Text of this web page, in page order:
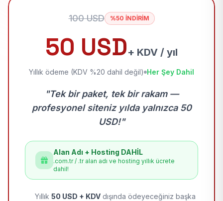
100 USD %50 İNDİRİM
50 USD+ KDV / yıl
Yıllık ödeme (KDV %20 dahil değil) Her Şey Dahil
"Tek bir paket, tek bir rakam —
profesyonel siteniz yılda yalnızca 50
USD!"
Alan Adı + Hosting DAHİL
.com.tr / .tr alan adı ve hosting yıllık ücrete
dahil!
Yıllık 50 USD + KDV dışında ödeyeceğiniz başka